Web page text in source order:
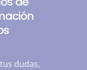
dudas,